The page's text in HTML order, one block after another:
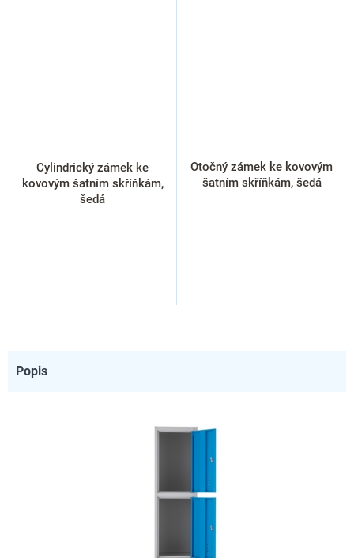
Cylindrický zámek ke
kovovým šatním skříňkám,
šedá
Otočný zámek ke kovovým
šatním skříňkám, šedá
Popis